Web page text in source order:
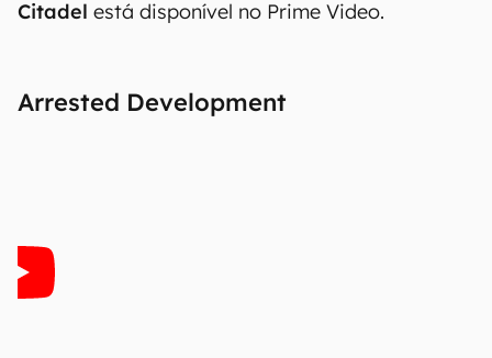
Citadel está disponível no Prime Video.
Arrested Development